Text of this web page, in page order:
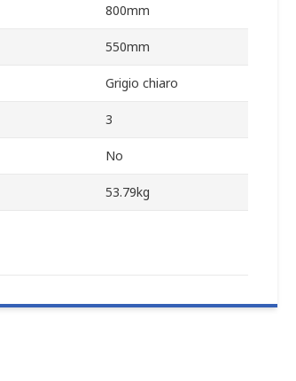
800mm
550mm
Grigio chiaro
3
No
53.79kg